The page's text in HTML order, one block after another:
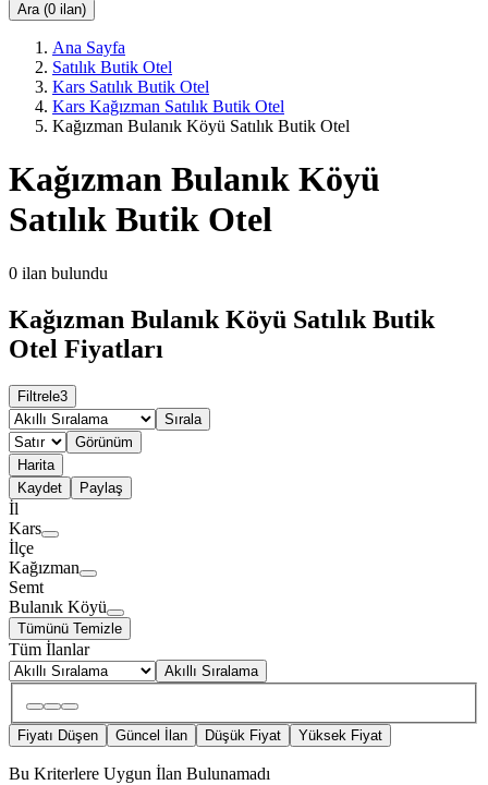
Ara (0 ilan)
Ana Sayfa
Satılık Butik Otel
Kars Satılık Butik Otel
Kars Kağızman Satılık Butik Otel
Kağızman Bulanık Köyü Satılık Butik Otel
Kağızman Bulanık Köyü
Satılık Butik Otel
0 ilan bulundu
Kağızman Bulanık Köyü Satılık Butik
Otel Fiyatları
Filtrele3
Sırala
Görünüm
Harita
Kaydet
Paylaş
İl
Kars
İlçe
Kağızman
Semt
Bulanık Köyü
Tümünü Temizle
Tüm İlanlar
Akıllı Sıralama
Fiyatı Düşen Güncel İlan Düşük Fiyat Yüksek Fiyat
Bu Kriterlere Uygun İlan Bulunamadı